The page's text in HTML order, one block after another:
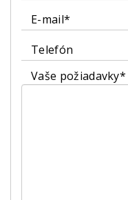
E-mail*
Telefón
Vaše požiadavky*